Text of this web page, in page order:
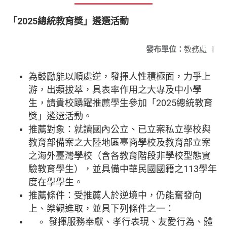
「2025總統教育獎」遴選活動
發布單位： 教務處 |
為鼓勵能以順處逆，發揮人性積極面，力爭上
游，出類拔萃，具表率作用之大專及中小學
生，請貴校踴躍推薦學生參加「2025總統教育
獎」遴選活動。
推薦對象：就讀國內公立、已立案私立學校與
教育部備案之大陸地區臺商學校及教育部立案
之海外臺灣學校（含各教育階段非學校型態實
驗教育學生），並具備中華民國國籍之113學年
度在學學生。
推薦條件：受推薦人於逆境中，仍能奮發向
上、樂觀進取，並具下列條件之一：
發揮服務奉獻、孝行表現、友愛行為、體